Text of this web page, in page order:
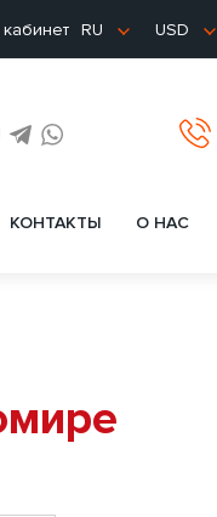
RU USD
КОНТАКТЫ О НАС